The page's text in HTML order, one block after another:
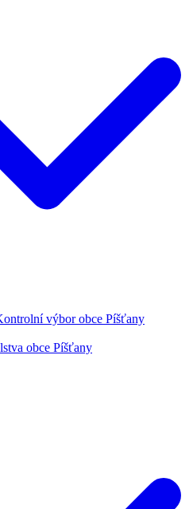
výbor obce Píšťany
obce Píšťany